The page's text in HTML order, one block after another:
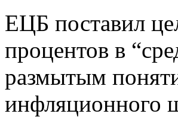
ЕЦБ поставил
процентов в
размытым
инфляционного